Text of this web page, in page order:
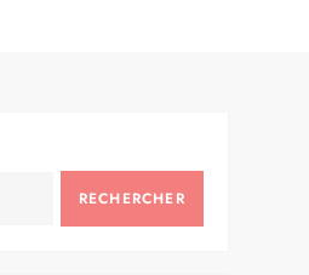
RECHERCHER